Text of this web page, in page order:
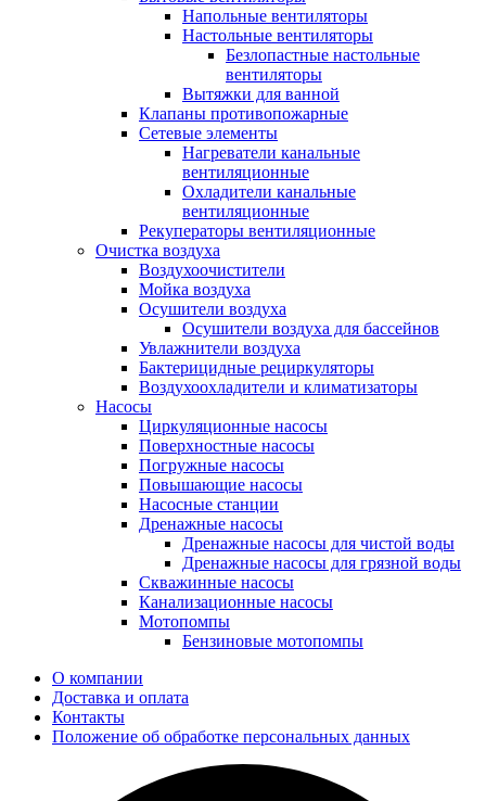
Напольные вентиляторы
Настольные вентиляторы
Безлопастные настольные
вентиляторы
Вытяжки для ванной
Клапаны противопожарные
Сетевые элементы
Нагреватели канальные
вентиляционные
Охладители канальные
вентиляционные
Рекуператоры вентиляционные
Очистка воздуха
Воздухоочистители
Мойка воздуха
Осушители воздуха
Осушители воздуха для бассейнов
Увлажнители воздуха
Бактерицидные рециркуляторы
Воздухоохладители и климатизаторы
Насосы
Циркуляционные насосы
Поверхностные насосы
Погружные насосы
Повышающие насосы
Насосные станции
Дренажные насосы
Дренажные насосы для чистой воды
Дренажные насосы для грязной воды
Скважинные насосы
Канализационные насосы
Мотопомпы
Бензиновые мотопомпы
О компании
Доставка и оплата
Контакты
Положение об обработке персональных данных